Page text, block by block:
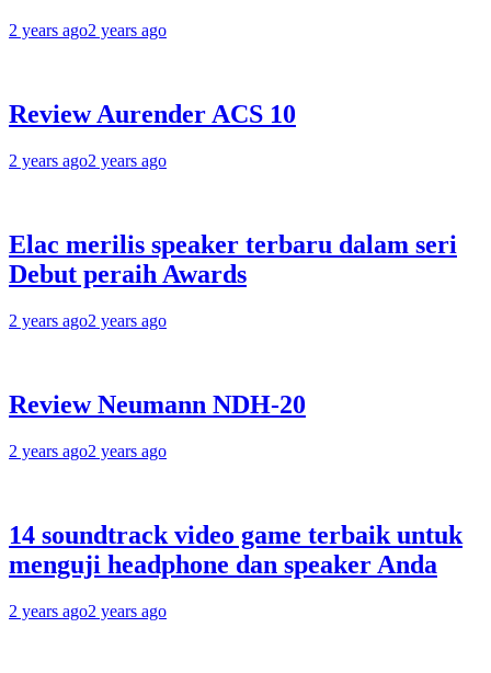
2 years ago2 years ago
Review Aurender ACS 10
2 years ago2 years ago
Elac merilis speaker terbaru dalam seri
Debut peraih Awards
2 years ago2 years ago
Review Neumann NDH-20
2 years ago2 years ago
14 soundtrack video game terbaik untuk
menguji headphone dan speaker Anda
2 years ago2 years ago